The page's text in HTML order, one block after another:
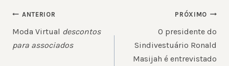
NAVEGAÇÃO
DE
POST
ANTERIOR
Moda Virtual descontos
para associados
PRÓXIMO
O presidente do
Sindivestuário Ronald
Masijah é entrevistado